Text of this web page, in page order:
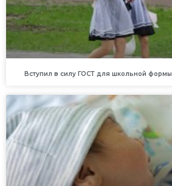
Вступил в силу ГОСТ для школьной формы